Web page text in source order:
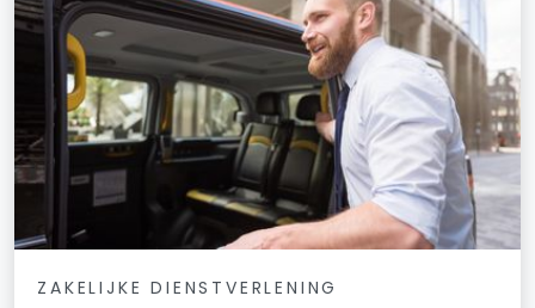
ZAKELIJKE DIENSTVERLENING